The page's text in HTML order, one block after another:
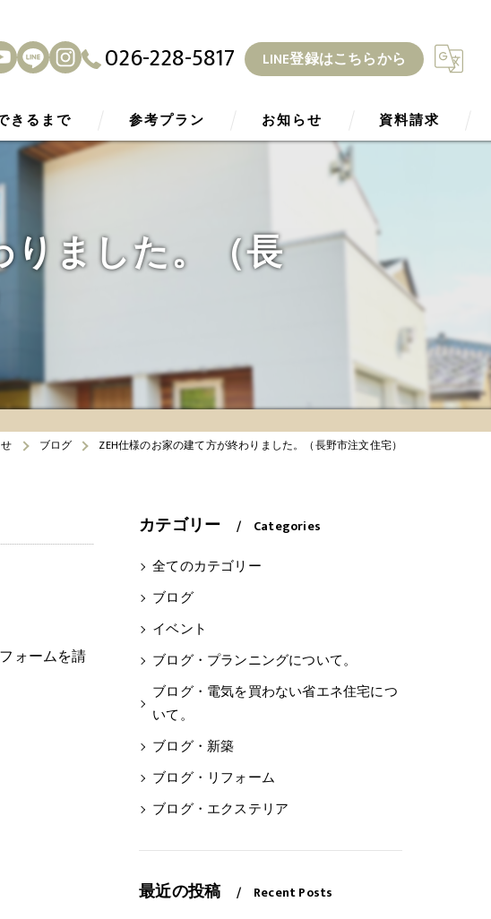
026-228-5817 LINE登録はこちらから
きるまで
サービス
参考プラン お知らせ 資料請求
りました。（長
ブログ ZEH仕様のお家の建て方が終わりました。（長野市注文住宅）
ォームを請
カテゴリー Categories
全てのカテゴリー
ブログ
イベント
ブログ・プランニングについて。
ブログ・電気を買わない省エネ住宅につ
いて。
ブログ・新築
ブログ・リフォーム
ブログ・エクステリア
最近の投稿 Recent Posts